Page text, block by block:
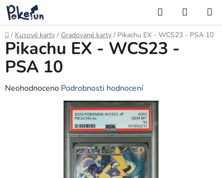
Přejít
na
obsah
Hledat
KOŠÍK
Domů
/ Kusové karty / Gradované karty / Pikachu EX - WCS23 - PSA 10
Pikachu EX - WCS23 -
PSA 10
Průměrné
Neohodnoceno Podrobnosti hodnocení